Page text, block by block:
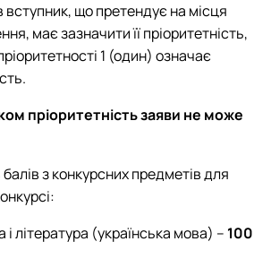
вступник, що претендує на місця
має зазначити її пріоритетність,
1 (один) означає
пріоритетність заяви не може
балів з конкурсних предметів для
і література (українська мова) – 100